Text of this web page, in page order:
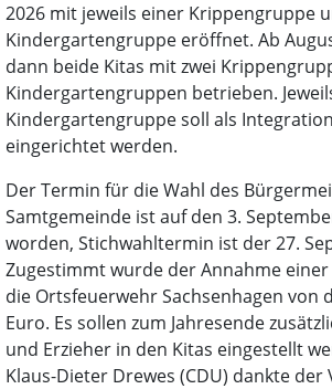
2026 mit jeweils einer Krippengruppe
Kindergartengruppe eröffnet. Ab
dann beide Kitas mit zwei
Kindergartengruppen betrieben.
Kindergartengruppe soll als
eingerichtet werden.
Der Termin für die Wahl des
Samtgemeinde ist auf den 3.
worden, Stichwahltermin ist der 27.
Zugestimmt wurde der Annahme
die Ortsfeuerwehr Sachsenhagen von
Euro. Es sollen zum Jahresende
und Erzieher in den Kitas eingestellt
Klaus-Dieter Drewes (CDU) dankte der